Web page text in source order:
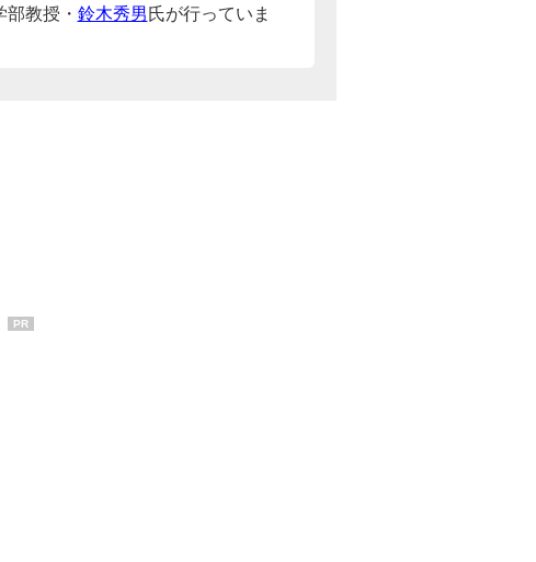
教授・ 鈴木秀男 氏が行っていま
PR